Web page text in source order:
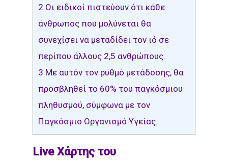
2 Οι ειδικοί πιστεύουν ότι κάθε
άνθρωπος που μολύνεται θα
συνεχίσει να μεταδίδει τον ιό σε
περίπου άλλους 2,5 ανθρώπους.
3 Με αυτόν τον ρυθμό μετάδοσης, θα
προσβληθεί το 60% του παγκόσμιου
πληθυσμού, σύμφωνα με τον
Παγκόσμιο Οργανισμό Υγείας.
Live Χάρτης του